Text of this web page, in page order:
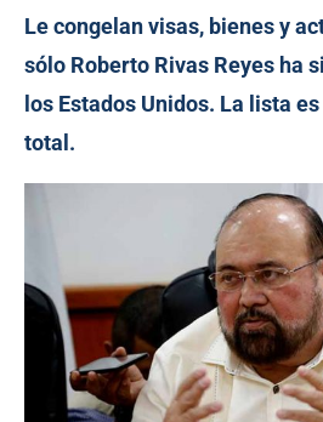
Le congelan visas, bienes y
sólo Roberto Rivas Reyes ha
los Estados Unidos. La lista
total.